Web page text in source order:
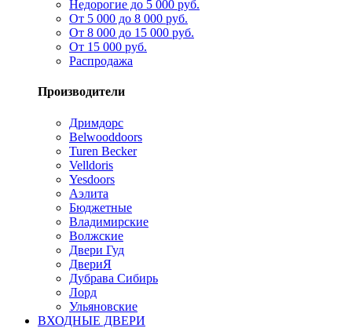
Недорогие до 5 000 руб.
От 5 000 до 8 000 руб.
От 8 000 до 15 000 руб.
От 15 000 руб.
Распродажа
Производители
Дримдорс
Belwooddoors
Turen Becker
Velldoris
Yesdoors
Аэлита
Бюджетные
Владимирские
Волжские
Двери Гуд
ДвериЯ
Дубрава Сибирь
Лорд
Ульяновские
ВХОДНЫЕ ДВЕРИ